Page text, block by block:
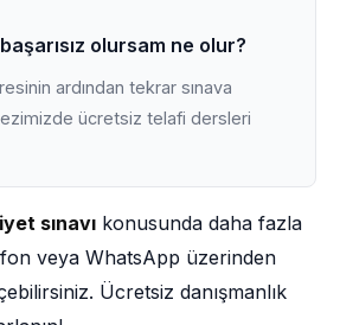
olursam ne olur?
ardından tekrar sınava
ücretsiz telafi dersleri
sınavı konusunda daha fazla
veya WhatsApp üzerinden
Ücretsiz danışmanlık